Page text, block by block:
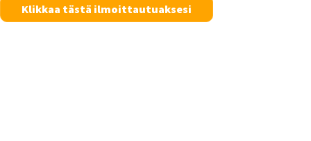
Klikkaa tästä ilmoittautuaksesi